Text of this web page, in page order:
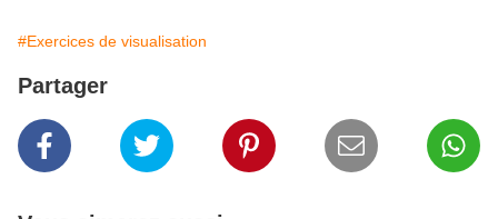
#Exercices de visualisation
Partager